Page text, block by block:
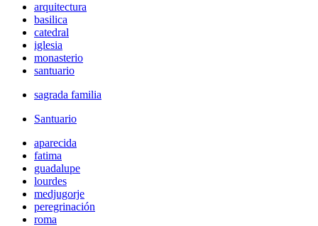
arquitectura
basilica
catedral
iglesia
monasterio
santuario
sagrada familia
Santuario
aparecida
fatima
guadalupe
lourdes
medjugorje
peregrinación
roma